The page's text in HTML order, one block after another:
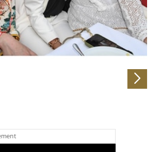
geben wir Informationen zu Ihrer
Website an unsere Partner für
und Analysen weiter. Unsere
Informationen möglicherweise mit
die Sie ihnen bereitgestellt